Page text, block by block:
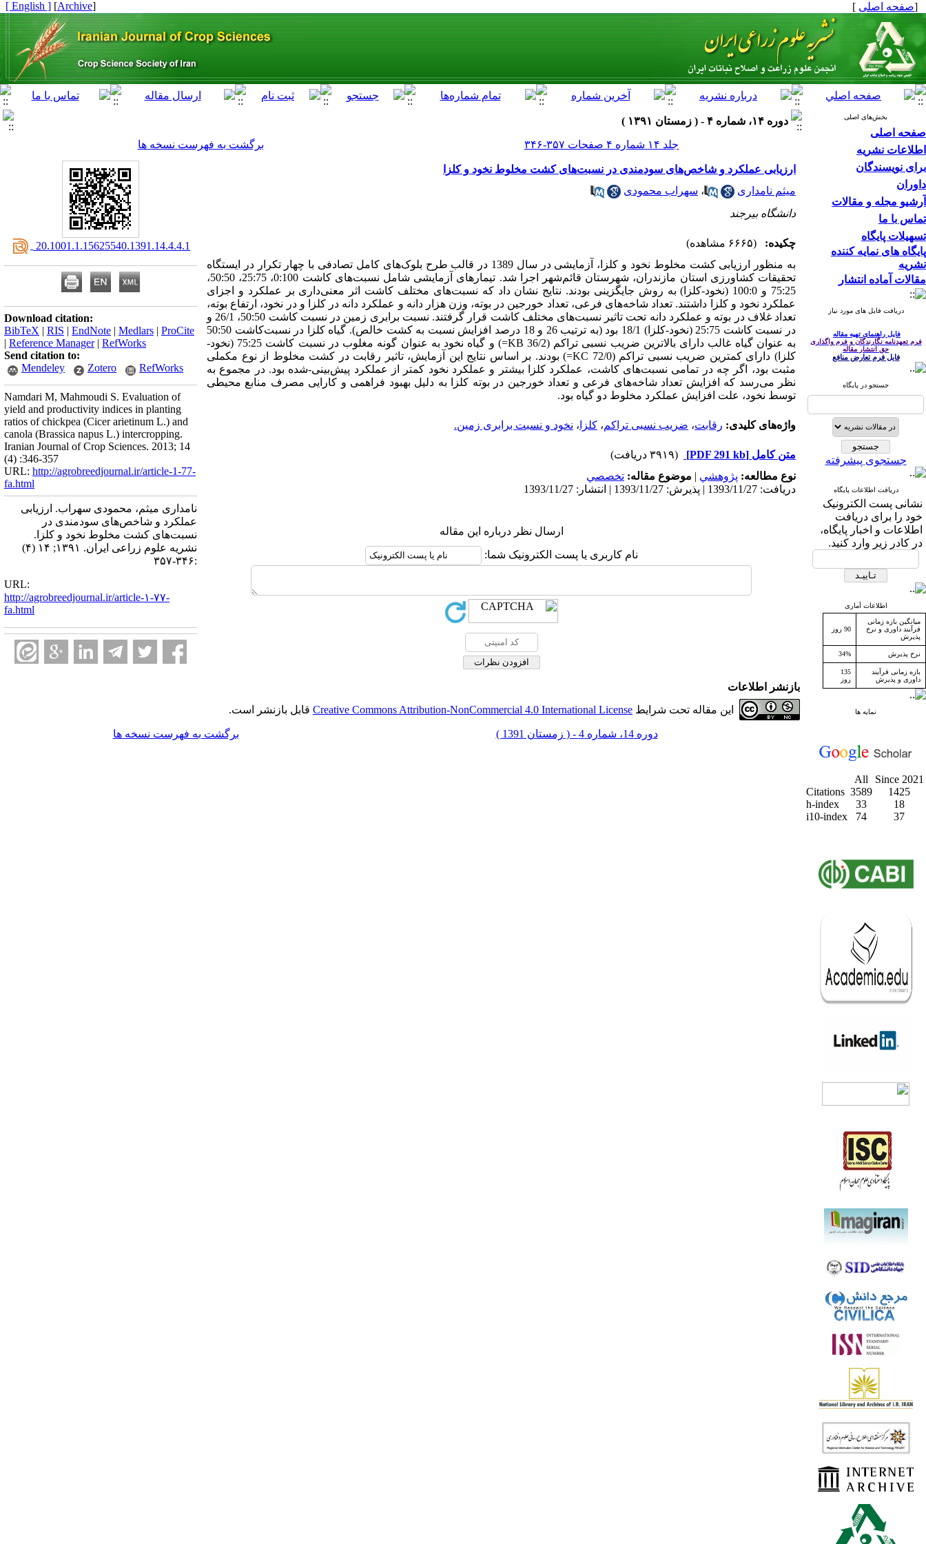
[صفحه اصلی ]
[
Archive
]
[ English ]
بخش‌های اصلی
صفحه اصلی
اطلاعات نشریه
برای نویسندگان
داوران
آرشیو مجله و مقالات
تماس با ما
تسهیلات پایگاه
پایگاه های نمایه کننده
نشریه
مقالات آماده انتشار
دریافت فایل های مورد نیاز
فایل راهنمای تهیه مقاله
فرم تعهدنامه نگارندگان و فرم واگذاری
حق انتشار مقاله
فایل فرم تعارض منافع
جستجو در پایگاه
جستجوی پیشرفته
دریافت اطلاعات پایگاه
نشانی پست الکترونیک
خود را برای دریافت
اطلاعات و اخبار پایگاه،
در کادر زیر وارد کنید.
اطلاعات آماری
میانگین بازه زمانی
فرآیند داوری و نرخ
پذیرش
90 روز
نرخ پذیرش 34%
بازه زمانی فرآیند
داوری و پذیرش
135
روز
نمایه ها
All
Since 2021
Citations 3589
1425
h-index
33
18
i10-index
74 37
دوره ۱۴، شماره ۴ - ( زمستان ۱۳۹۱ )
جلد ۱۴ شماره ۴ صفحات ۳۵۷-۳۴۶
برگشت به فهرست نسخه ها
ارزیابی عملکرد و شاخص‌های سودمندی در نسبت‌های کشت مخلوط نخود و کلزا
میثم نامداری
، سهراب محمودی
دانشگاه بیرجند
چکیده:
(۶۶۶۵ مشاهده)
به منظور ارزیابی کشت مخلوط نخود و کلزا، آزمایشی در سال 1389 در قالب طرح بلوک‌های کامل تصادفی با چهار تکرار در ایستگاه
تحقیقات کشاورزی استان مازندران، شهرستان قائم‌شهر اجرا شد. تیمارهای آزمایشی شامل نسبت‌های کاشت 0:100، 25:75، 50:50،
75:25 و 100:0 (نخود-کلزا) به روش جایگزینی بودند. نتایج نشان داد که نسبت‌های مختلف کاشت اثر معنی‌داری بر عملکرد و اجزای
عملکرد نخود و کلزا داشتند. تعداد شاخه‌های فرعی، تعداد خورجین در بوته، وزن هزار دانه و عملکرد دانه در کلزا و در نخود، ارتفاع بوته،
تعداد غلاف در بوته و عملکرد دانه تحت تاثیر نسبت‌های مختلف کاشت قرار گرفتند. نسبت برابری زمین در نسبت کاشت 50:50، 26/1 و
در نسبت کاشت 25:75 (نخود-کلزا) 18/1 بود (به ترتیب 26 و 18 درصد افزایش نسبت به کشت خالص). گیاه کلزا در نسبت‌کاشت 50:50
به عنوان گیاه غالب دارای بالاترین ضریب نسبی تراکم (36/2 KB=) و گیاه نخود به عنوان گونه مغلوب در نسبت کاشت 75:25 (نخود-
کلزا) دارای کمترین ضریب نسبی تراکم (72/0 KC=) بودند. بر اساس نتایج این آزمایش، تاثیر رقابت در کشت مخلوط از نوع مکملی
مثبت بود، اگر چه در تمامی نسبت‌های کاشت، عملکرد کلزا بیشتر و عملکرد نخود کمتر از عملکرد پیش‌بینی-شده بود. در مجموع به
نظر می‌رسد که افزایش تعداد شاخه‌های فرعی و تعداد خورجین در بوته کلزا به دلیل بهبود فراهمی و کارایی مصرف منابع محیطی
توسط نخود، علت افزایش عملکرد مخلوط دو گیاه بود.
واژه‌های کلیدی: رقابت، ضریب نسبی تراکم، کلزا ، نخود و نسبت برابری زمین.
متن کامل [PDF 291 kb]
(۳۹۱۹ دریافت)
نوع مطالعه: پژوهشي | موضوع مقاله: تخصصي
دریافت: 1393/11/27 | پذیرش: 1393/11/27 | انتشار: 1393/11/27
ارسال نظر درباره این مقاله
نام کاربری یا پست الکترونیک شما:
‎ 20.1001.1.15625540.1391.14.4.4.1
Download citation:
BibTeX | RIS | EndNote | Medlars | ProCite
| Reference Manager| RefWorks
Send citation to:
Mendeley
Zotero RefWorks
Namdari M, Mahmoudi S. Evaluation of
yield and productivity indices in planting
ratios of chickpea (Cicer arietinum L.) and
canola (Brassica napus L.) intercropping.
Iranian Journal of Crop Sciences. 2013; 14
(4) :346-357
URL: http://agrobreedjournal.ir/article-1-77-
fa.html
نامداری میثم، محمودی سهراب. ارزیابی
عملکرد و شاخص‌های سودمندی در
نسبت‌های کشت مخلوط نخود و کلزا.
نشریه علوم زراعی ایران. ۱۳۹۱; ۱۴ (۴)
:۳۴۶-۳۵۷
URL:
http://agrobreedjournal.ir/article-۱-۷۷-
fa.html
بازنشر اطلاعات
این مقاله تحت شرایط Creative Commons Attribution-NonCommercial 4.0 International License قابل بازنشر است.
دوره 14، شماره 4 - ( زمستان 1391 ) برگشت به فهرست نسخه ها